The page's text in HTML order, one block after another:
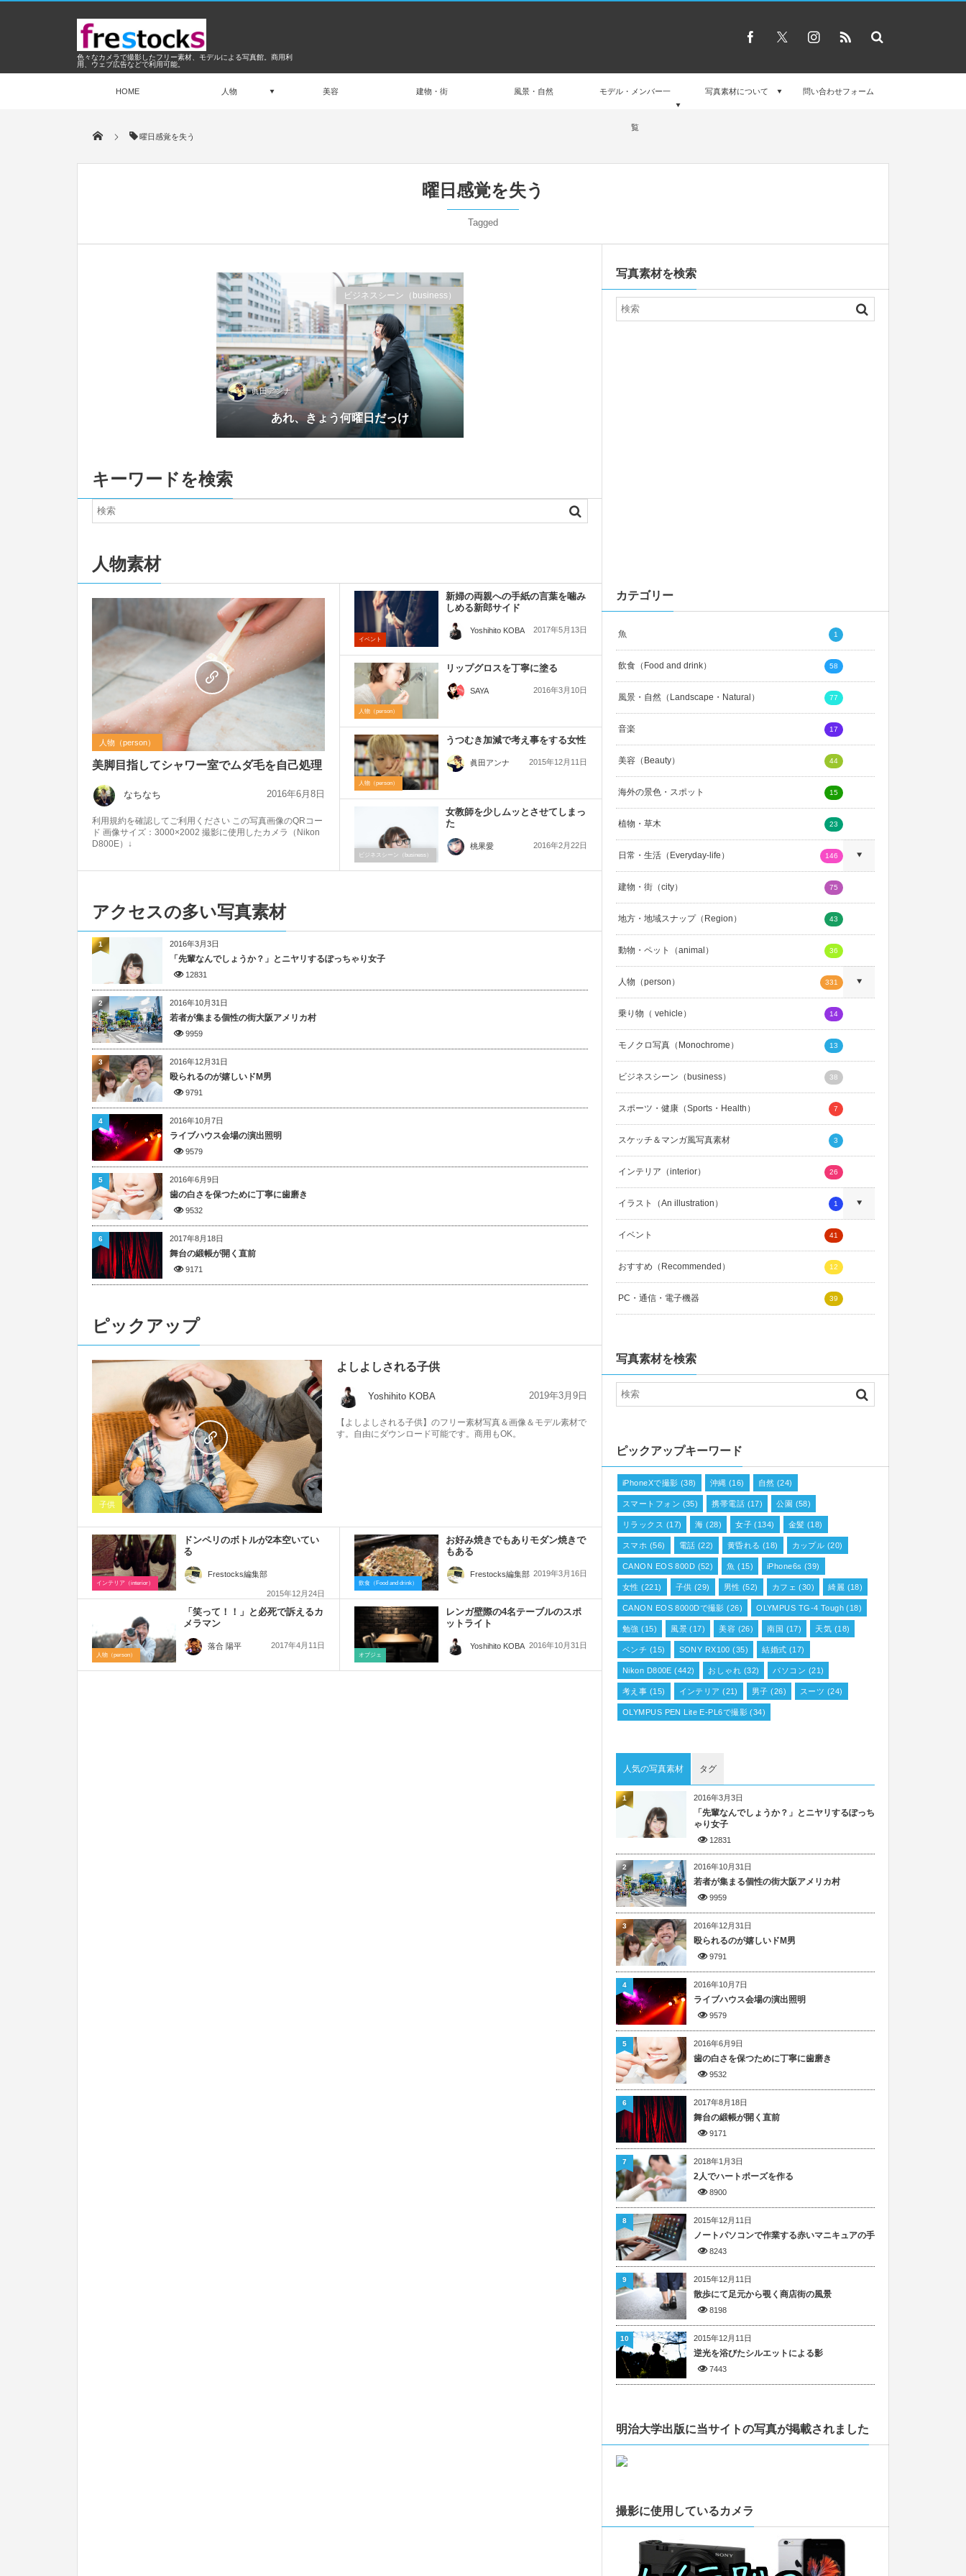
色々なカメラで撮影したフリー素材、モデルによる写真館。商用利
用、ウェブ広告などで利用可能。
HOME 人物 美容 建物・街 風景・自然 モデル・メンバー一
覧
写真素材について 問い合わせフォーム
曜日感覚を失う
曜日感覚を失う
Tagged
眞田アンナ
あれ、きょう何曜日だっけ
Jan
ビジネスシーン（business）
キーワードを検索
人物素材
人物（person）
美脚目指してシャワー室でムダ毛を自己処理
なちなち 2016年6月8日
利用規約を確認してご利用ください この写真画像のQRコー
ド 画像サイズ：3000×2002 撮影に使用したカメラ（Nikon
D800E）↓
イベント
新婦の両親への手紙の言葉を噛み
しめる新郎サイド
Yoshihito KOBA 2017年5月13日
人物（person）
リップグロスを丁寧に塗る
SAYA 2016年3月10日
人物（person）
うつむき加減で考え事をする女性
眞田アンナ 2015年12月11日
ビジネスシーン（business）
女教師を少しムッとさせてしまっ
た
桃果愛 2016年2月22日
アクセスの多い写真素材
2016年3月3日
「先輩なんでしょうか？」とニヤリするぽっちゃり女子
12831
1
2016年10月31日
若者が集まる個性の街大阪アメリカ村
9959
2
2016年12月31日
殴られるのが嬉しいドM男
9791
3
2016年10月7日
ライブハウス会場の演出照明
9579
4
2016年6月9日
歯の白さを保つために丁寧に歯磨き
9532
5
2017年8月18日
舞台の緞帳が開く直前
9171
6
ピックアップ
子供
よしよしされる子供
Yoshihito KOBA 2019年3月9日
【よしよしされる子供】のフリー素材写真＆画像＆モデル素材で
す。自由にダウンロード可能です。商用もOK。
インテリア（interior）
ドンペリのボトルが2本空いてい
る
Frestocks編集部
2015年12月24日
飲食（Food and drink）
お好み焼きでもありモダン焼きで
もある
Frestocks編集部 2019年3月16日
人物（person）
「笑って！！」と必死で訴えるカ
メラマン
落合 陽平 2017年4月11日
オブジェ
レンガ壁際の4名テーブルのスポ
ットライト
Yoshihito KOBA 2016年10月31日
写真素材を検索
カテゴリー
魚 1
飲食（Food and drink） 58
風景・自然（Landscape・Natural） 77
音楽 17
美容（Beauty） 44
海外の景色・スポット 15
植物・草木 23
日常・生活（Everyday-life） 146
建物・街（city） 75
地方・地域スナップ（Region） 43
動物・ペット（animal） 36
人物（person） 331
乗り物（ vehicle） 14
モノクロ写真（Monochrome） 13
ビジネスシーン（business） 38
スポーツ・健康（Sports・Health） 7
スケッチ＆マンガ風写真素材 3
インテリア（interior） 26
イラスト（An illustration） 1
イベント 41
おすすめ（Recommended） 12
PC・通信・電子機器 39
写真素材を検索
ピックアップキーワード
iPhoneXで撮影 (38) 沖縄 (16) 自然 (24)
スマートフォン (35) 携帯電話 (17) 公園 (58)
リラックス (17) 海 (28) 女子(134) 金髪 (18)
スマホ (56) 電話 (22) 黄昏れる (18) カップル (20)
CANON EOS 800D (52) 魚 (15) iPhone6s (39)
女性 (221) 子供 (29) 男性 (52) カフェ (30) 綺麗 (18)
CANON EOS 8000Dで撮影 (26) OLYMPUS TG-4 Tough (18)
勉強 (15) 風景(17) 美容 (26) 南国 (17) 天気 (18)
ベンチ (15) SONY RX100 (35) 結婚式 (17)
Nikon D800E (442) おしゃれ (32) パソコン (21)
考え事 (15) インテリア (21) 男子 (26) スーツ (24)
OLYMPUS PEN Lite E-PL6で撮影 (34)
人気の写真素材 タグ
2016年3月3日
「先輩なんでしょうか？」とニヤリするぽっち
ゃり女子
12831
1
2016年10月31日
若者が集まる個性の街大阪アメリカ村
9959
2
2016年12月31日
殴られるのが嬉しいドM男
9791
3
2016年10月7日
ライブハウス会場の演出照明
9579
4
2016年6月9日
歯の白さを保つために丁寧に歯磨き
9532
5
2017年8月18日
舞台の緞帳が開く直前
9171
6
2018年1月3日
2人でハートポーズを作る
8900
7
2015年12月11日
ノートパソコンで作業する赤いマニキュアの手
8243
8
2015年12月11日
散歩にて足元から覗く商店街の風景
8198
9
2015年12月11日
逆光を浴びたシルエットによる影
7443
10
明治大学出版に当サイトの写真が掲載されました
撮影に使用しているカメラ